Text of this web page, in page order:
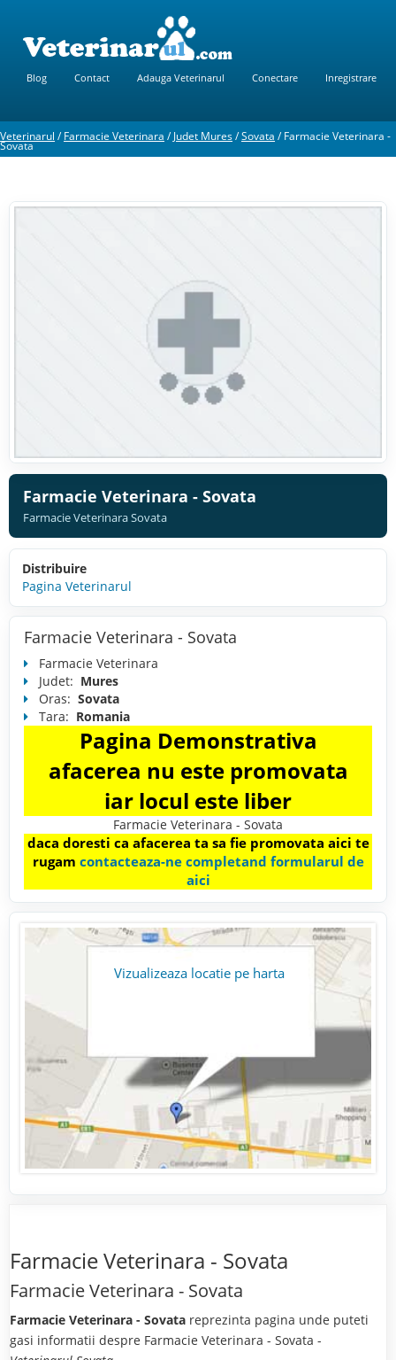
Blog Contact Adauga Veterinarul Conectare Inregistrare
Veterinarul /Farmacie Veterinara /Judet Mures/Sovata /Farmacie Veterinara -
Sovata
Farmacie Veterinara - Sovata
Farmacie Veterinara Sovata
Distribuire
Pagina Veterinarul
Farmacie Veterinara - Sovata
Farmacie Veterinara
Judet: Mures
Oras: Sovata
Tara: Romania
Pagina Demonstrativa
afacerea nu este promovata
iar locul este liber
Farmacie Veterinara - Sovata
daca doresti ca afacerea ta sa fie promovata aici te
rugam contacteaza-ne completand formularul de
aici
Vizualizeaza locatie pe harta
Farmacie Veterinara - Sovata
Farmacie Veterinara - Sovata
Farmacie Veterinara - Sovata reprezinta pagina unde puteti
gasi informatii despre Farmacie Veterinara - Sovata -